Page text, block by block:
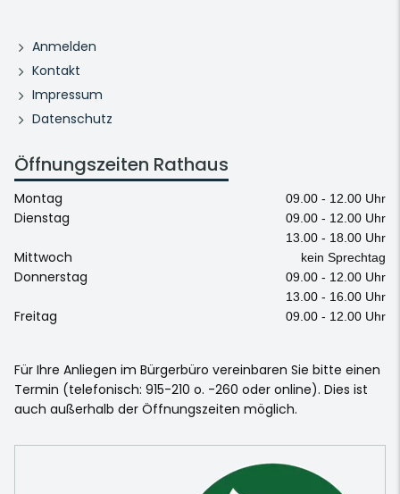
Anmelden
Kontakt
Impressum
Datenschutz
Öffnungszeiten Rathaus
Montag 09.00 - 12.00 Uhr
Dienstag
09.00 - 12.00 Uhr
13.00 - 18.00 Uhr
Mittwoch kein Sprechtag
Donnerstag
09.00 - 12.00 Uhr
13.00 - 16.00 Uhr
Freitag 09.00 - 12.00 Uhr
Für Ihre Anliegen im Bürgerbüro vereinbaren Sie bitte einen
Termin (telefonisch: 915-210 o. -260 oder online). Dies ist
auch außerhalb der Öffnungszeiten möglich.